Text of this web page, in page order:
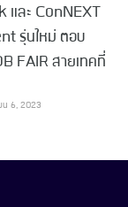
และ ConNEXT
รุ่นใหม่ ตอบ
FAIR สายเทคที่
น 6, 2023